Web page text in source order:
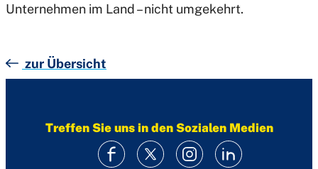
Unternehmen im Land – nicht umgekehrt.
zur Übersicht
Treffen Sie uns in den Sozialen Medien